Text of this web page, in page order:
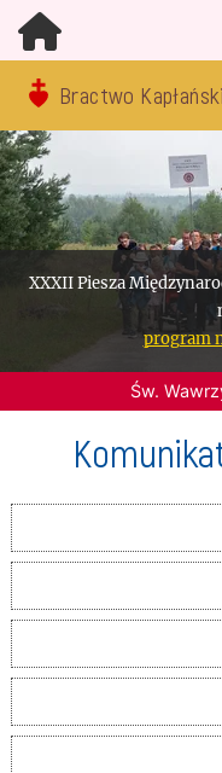
Bractwo
XXXII Piesza
program
Św.